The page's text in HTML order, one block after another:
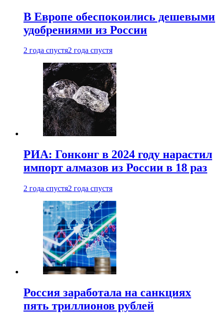
В Европе обеспокоились дешевыми
удобрениями из России
2 года спустя2 года спустя
РИА: Гонконг в 2024 году нарастил
импорт алмазов из России в 18 раз
2 года спустя2 года спустя
Россия заработала на санкциях
пять триллионов рублей